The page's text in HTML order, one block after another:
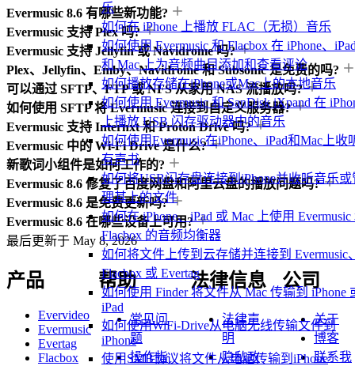
乐
如何在 iPhone 上播放 FLAC（无损）音乐
如何使用 Evermusic 和 Flacbox 在 iPhone、
和 Mac 上为音频曲目添加和查看评论
如何播放存储在iPhone或Mac上的本地音乐
如何使用 Evermusic 和 SanDisk iXpand 在
上播放 USB 闪存驱动器中的音乐
如何使用Evermusic在iPhone、iPad和Mac上收
有声书
如何将USB闪存盘连接到iPhone并收听音乐或
理其上的文件
如何在 iPhone、iPad 或 Mac 上使用 Evermusic
Flacbox 的音频均衡器
如何将文件上传到云存储并连接到 Evermusic
Flacbox 或 Evertag
如何使用 Finder 将文件从 Mac 传输到 iPhone
iPad
如何使用WiFi-Drive从电脑无线传输文件到
iPhone
使用SMB协议将文件从电脑传输到iPhone
Evermusic 8.6 有哪些新功能?
Evermusic 支持 Plex 吗?
Evermusic 支持 Jellyfin 或 Navidrome 吗?
Plex、Jellyfin、Emby、Navidrome 和 Subsonic 是免费的吗?
可以通过 SFTP、FTP 或 NFS 从家用 NAS 流播放吗?
如何使用 SFTP 将 Evermusic 连接到自定义服务器?
Evermusic 支持 Internxt 和 Proton Drive 吗?
Evermusic 中的 Wi-Fi Drive 是什么?
新歌词小组件是如何工作的?
Evermusic 8.6 修复了百度网盘和阿里云盘的播放问题吗?
Evermusic 8.6 是免费更新吗?
Evermusic 8.6 在哪些设备上可用?
最后更新于 May 8, 2026
产品
Evervideo
Evermusic
Evertag
Flacbox
帮助
常见问
题
操作指
法律信息
法律声
明
隐私政
公司
关于
博客
联系我